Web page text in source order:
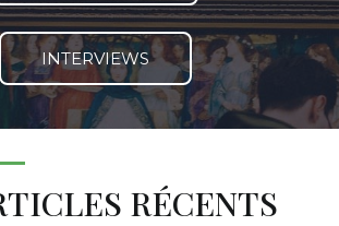
INTERVIEWS
RÉCENTS